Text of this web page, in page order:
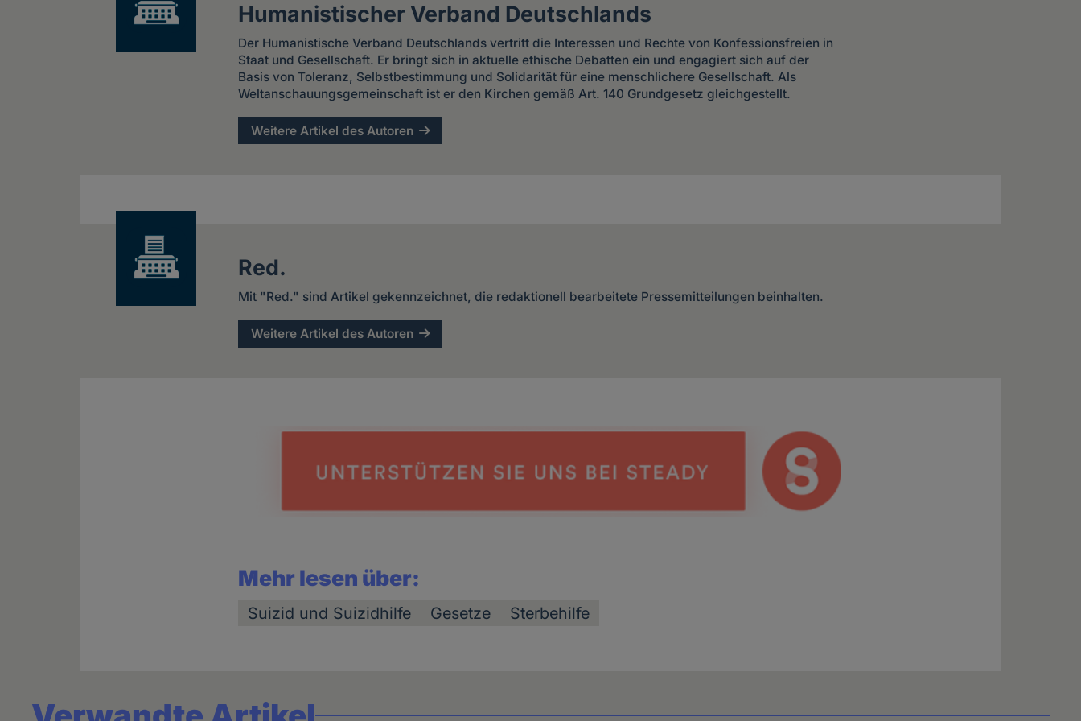
Humanistischer Verband Deutschlands
Der Humanistische Verband Deutschlands vertritt die Interessen und Rechte von Konfessionsfreien in
Staat und Gesellschaft. Er bringt sich in aktuelle ethische Debatten ein und engagiert sich auf der
Basis von Toleranz, Selbstbestimmung und Solidarität für eine menschlichere Gesellschaft. Als
Weltanschauungsgemeinschaft ist er den Kirchen gemäß Art. 140 Grundgesetz gleichgestellt.
Weitere Artikel des Autoren
Red.
Mit "Red." sind Artikel gekennzeichnet, die redaktionell bearbeitete Pressemitteilungen beinhalten.
Weitere Artikel des Autoren
Mehr lesen über:
Suizid und Suizidhilfe Gesetze Sterbehilfe